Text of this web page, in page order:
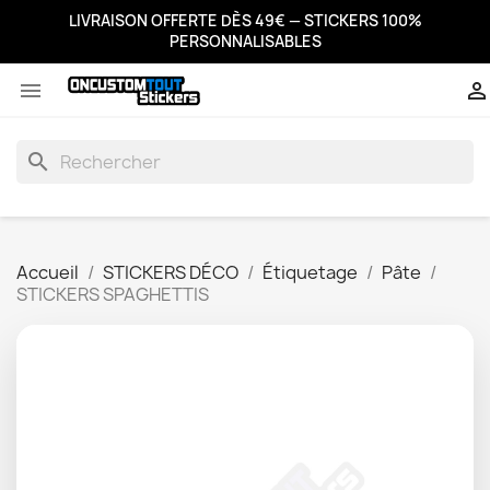
LIVRAISON OFFERTE DÈS 49€ — STICKERS 100%
PERSONNALISABLES
 
search
Accueil STICKERS DÉCO Étiquetage
Pâte
STICKERS SPAGHETTIS